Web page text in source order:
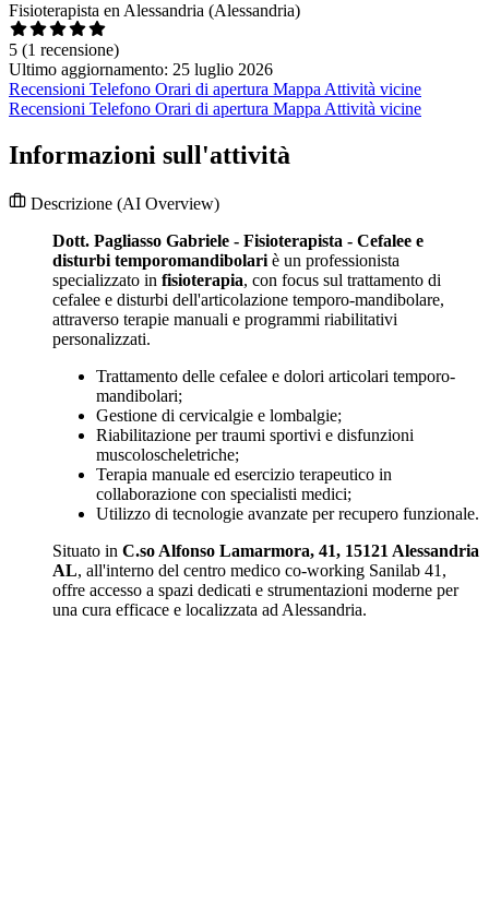
Fisioterapista en Alessandria (Alessandria)
5 (1 recensione)
Ultimo aggiornamento: 25 luglio 2026
Recensioni Telefono Orari di apertura Mappa Attività vicine
Recensioni Telefono Orari di apertura Mappa Attività vicine
Informazioni sull'attività
Descrizione (AI Overview)
Dott. Pagliasso Gabriele - Fisioterapista - Cefalee e
disturbi temporomandibolari è un professionista
specializzato in fisioterapia, con focus sul trattamento di
cefalee e disturbi dell'articolazione temporo-mandibolare,
attraverso terapie manuali e programmi riabilitativi
personalizzati.
Trattamento delle cefalee e dolori articolari temporo-
mandibolari;
Gestione di cervicalgie e lombalgie;
Riabilitazione per traumi sportivi e disfunzioni
muscoloscheletriche;
Terapia manuale ed esercizio terapeutico in
collaborazione con specialisti medici;
Utilizzo di tecnologie avanzate per recupero funzionale.
Situato in C.so Alfonso Lamarmora, 41, 15121 Alessandria
AL, all'interno del centro medico co-working Sanilab 41,
offre accesso a spazi dedicati e strumentazioni moderne per
una cura efficace e localizzata ad Alessandria.